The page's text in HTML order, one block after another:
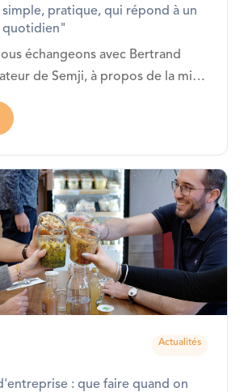
pratique, qui répond à un
quotidien"
échangeons avec Bertrand
de Semji, à propos de la mise
solution de restauration Fricots. La
est installée depuis janvier 2026 !
Actualités
: que faire quand on